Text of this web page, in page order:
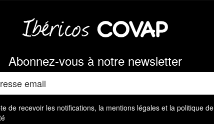
Abonnez-vous à notre newsletter
de recevoir les notifications, la mentions légales et lapolitique de